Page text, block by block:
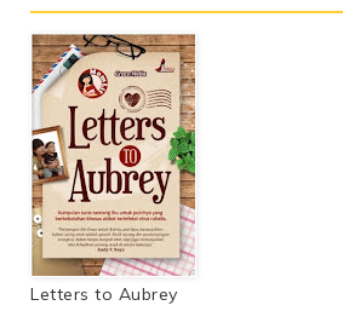
Letters to Aubrey